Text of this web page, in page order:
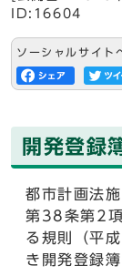
ID:16604
ソーシャルサイト
開発登録
都市計画法
第38条第2項
る規則（平
き開発登録